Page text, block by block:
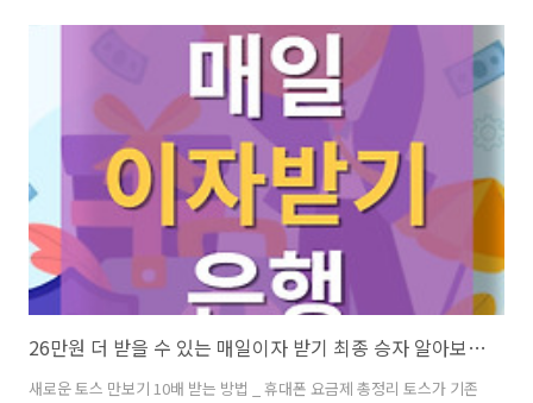
뱅크가 신용정보를 확인하고 관리하는 습관을 만들기 위해 마련한 이벤
트예요. 이벤트 기간은 2023년 5월 2일부터 7월 31일까지이고, 다음과
같은 혜택을 받을 수 있어요. 신용관리 루틴 챌린지는 신용정보를 꾸준히
확인하고 관리하는 습관을 만들 수 있는 좋은 기회라고 생각해요. 당신도
도전해 보시겠어요? ▶ 이벤트 혜택 매월 신용정보를 확인하면 ..
26만원 더 받을 수 있는 매일이자 받기 최종 승자 알아보기 _토스뱅크, 케이뱅크, 카카오뱅크
새로운 토스 만보기 10배 받는 방법 _ 휴대폰 요금제 총정리 토스가 기존